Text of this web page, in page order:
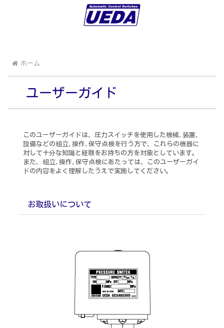
ホーム
ユーザーガイド
このユーザーガイドは、圧力スイッチを使用した機械,装置,
設備などの組立,操作,保守点検を行う方で、これらの機器に
対して十分な知識と経験をお持ちの方を対象としています。
また、組立,操作,保守点検にあたっては、このユーザーガイ
ドの内容をよく理解したうえで実施してください。
お取扱いについて